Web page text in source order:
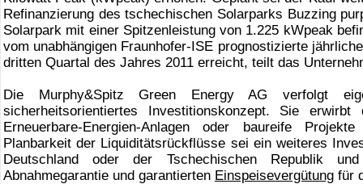
Refinanzierung des tschechischen Solarparks Buzzing
Solarpark mit einer Spitzenleistung von 1.225 kWpeak
vom unabhängigen Fraunhofer-ISE prognostizierte
dritten Quartal des Jahres 2011 erreicht, teilt das
Die Murphy&Spitz Green Energy AG verfolgt
sicherheitsorientiertes Investitionskonzept. Sie
Erneuerbare-Energien-Anlagen oder baureife
Planbarkeit der Liquiditätsrückflüsse sei ein weiteres
Deutschland oder der Tschechischen Republik
Abnahmegarantie und garantierten Einspeisevergütung für